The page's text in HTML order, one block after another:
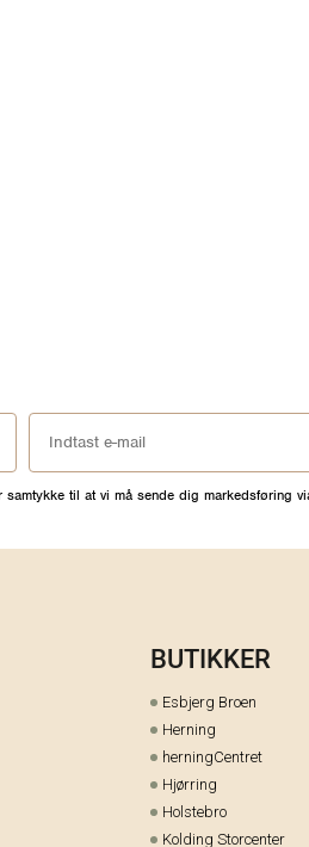
samtykke til at vi må sende dig markedsføring
BUTIKKER
Esbjerg Broen
Herning
herningCentret
Hjørring
Holstebro
Kolding Storcenter